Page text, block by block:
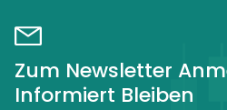
Zum Newsletter
Informiert Bleiben